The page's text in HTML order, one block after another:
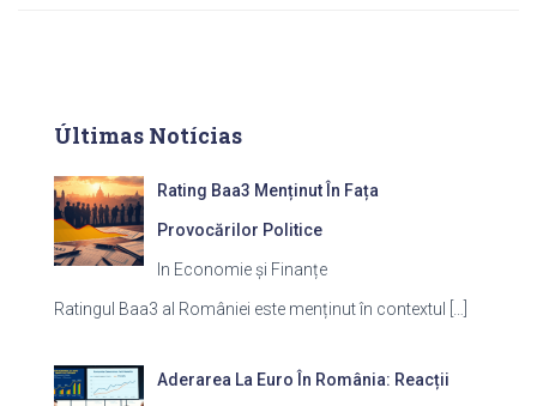
Últimas Notícias
Rating Baa3 Menținut În Fața
Provocărilor Politice
In Economie și Finanțe
Ratingul Baa3 al României este menținut în contextul
Aderarea La Euro În România: Reacții